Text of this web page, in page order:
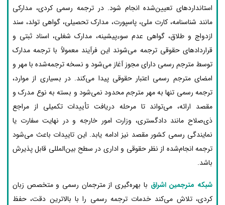
استانداردهای تعیین‌شده انجام شود. در ترجمه رسمی کردی، مدارکی
مانند شناسنامه، کارت ملی، پاسپورت، مدارک تحصیلی، گواهی تولد، سند
ازدواج و طلاق، گواهی عدم سوءپیشینه، مدارک شغلی، اسناد ثبتی و
قراردادهای حقوقی ترجمه می‌شوند این فرآیند معمولاً با ترجمه مدارک
توسط مترجم رسمی دارای مجوز آغاز می‌شود و نسخه ترجمه‌شده با مهر و
امضای مترجم رسمی اعتبار حقوقی پیدا می‌کند. در بسیاری از موارد،
ترجمه رسمی تنها به مهر مترجم محدود نمی‌شود و بسته به نوع مدرک و
مقصد ارائه، می‌تواند تا مرحله دریافت تأییدات تکمیلی از مراجع
ذی‌صلاح مانند دادگستری، وزارت امور خارجه و در نهایت سفارت یا
نمایندگی رسمی کشور مقصد نیز ادامه یابد. این تاییدات باعث می‌شود
ترجمه انجام‌شده از نظر حقوقی و اداری در سطح بین‌المللی قابل پذیرش
باشد.
شبکه مترجمین اشراق با بهره‌گیری از مترجمان رسمی و متخصص زبان
کردی، تلاش می‌کند خدمات ترجمه رسمی را با بالاترین دقت، حفظ